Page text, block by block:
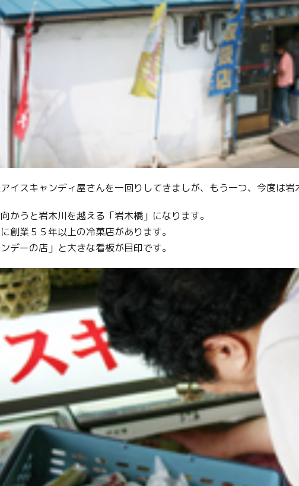
イスキャンディ屋さんを一回りしてきましが、もう一つ、今度は岩
かうと岩木川を越える「岩木橋」になります。
創業５５年以上の冷菓店があります。
デーの店」と大きな看板が目印です。